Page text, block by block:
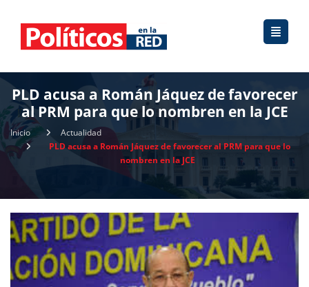
PLD acusa a Román Jáquez de favorecer
al PRM para que lo nombren en la JCE
Inicio
Actualidad
PLD acusa a Román Jáquez de favorecer al PRM para que lo
nombren en la JCE